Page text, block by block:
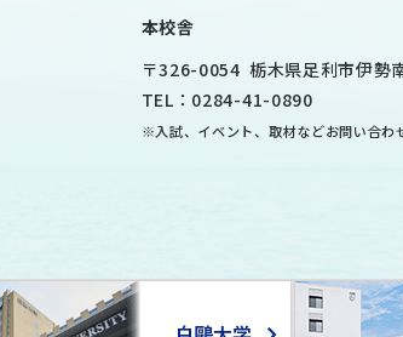
本校舎
〒326-0054 栃木県足利市伊勢
TEL： 0284-41-0890
※入試、イベント、取材などお問い合わ